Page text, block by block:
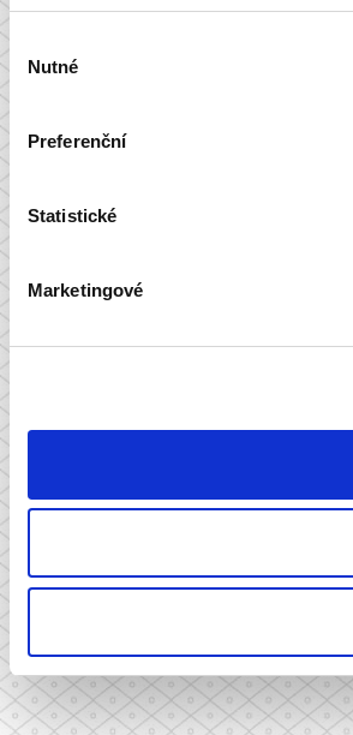
souhlasu
Nutné
Preferenční
Statistické
Marketingové